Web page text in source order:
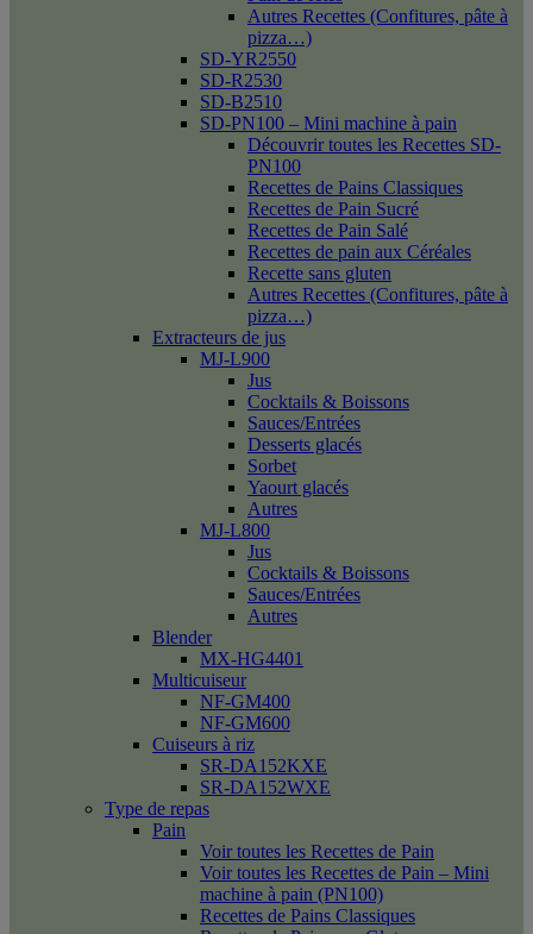
Autres Recettes (Confitures, pâte à
pizza…)
SD-YR2550
SD-R2530
SD-B2510
SD-PN100 – Mini machine à pain
Découvrir toutes les Recettes SD-
PN100
Recettes de Pains Classiques
Recettes de Pain Sucré
Recettes de Pain Salé
Recettes de pain aux Céréales
Recette sans gluten
Autres Recettes (Confitures, pâte à
pizza…)
Extracteurs de jus
MJ-L900
Jus
Cocktails & Boissons
Sauces/Entrées
Desserts glacés
Sorbet
Yaourt glacés
Autres
MJ-L800
Jus
Cocktails & Boissons
Sauces/Entrées
Autres
Blender
MX-HG4401
Multicuiseur
NF-GM400
NF-GM600
Cuiseurs à riz
SR-DA152KXE
SR-DA152WXE
Type de repas
Pain
Voir toutes les Recettes de Pain
Voir toutes les Recettes de Pain – Mini
machine à pain (PN100)
Recettes de Pains Classiques